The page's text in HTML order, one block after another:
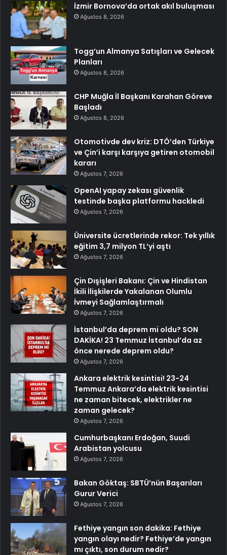
İzmir Bornova’da ortak akıl buluşması
Ağustos 8, 2026
Togg’un Almanya Satışları ve Gelecek
Planları
Ağustos 8, 2026
CHP Muğla İl Başkanı Karahan Göreve
Başladı
Ağustos 8, 2026
Otomotivde dev kriz: DTÖ’den Türkiye
ve Çin’i karşı karşıya getiren otomobil
kararı
Ağustos 7, 2026
OpenAI yapay zekası güvenlik
testinde başka platformu hackledi
Ağustos 7, 2026
Üniversite ücretlerinde rekor: Tek yıllık
eğitim 3,7 milyon TL’yi aştı
Ağustos 7, 2026
Çin Dışişleri Bakanı: Çin ve Hindistan
İkili İlişkilerde Yakalanan Olumlu
İvmeyi Sağlamlaştırmalı
Ağustos 7, 2026
İstanbul’da deprem mi oldu? SON
DAKİKA! 23 Temmuz İstanbul’da az
önce nerede deprem oldu?
Ağustos 7, 2026
Ankara elektrik kesintisi! 23-24
Temmuz Ankara’da elektrik kesintisi
ne zaman bitecek, elektrikler ne
zaman gelecek?
Ağustos 7, 2026
Cumhurbaşkanı Erdoğan, Suudi
Arabistan yolcusu
Ağustos 7, 2026
Bakan Göktaş: SBTÜ’nün Başarıları
Gurur Verici
Ağustos 7, 2026
Fethiye yangın son dakika: Fethiye
yangın olayı nedir? Fethiye’de yangın
mı çıktı, son durum nedir?